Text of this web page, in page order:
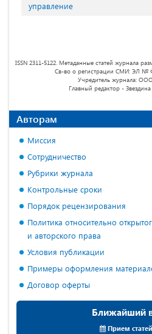
управление
ISSN 2311-5122. Метаданные статей журнала
Св-во о регистрации СМИ: ЭЛ №
Учредитель журнала:
Главный редактор -
Авторам
Миссия
Сотрудничество
Рубрики журнала
Контрольные сроки
Порядок рецензирования
Политика относительно
и авторского права
Условия публикации
Примеры оформления
Договор оферты
Ближайший
Прием